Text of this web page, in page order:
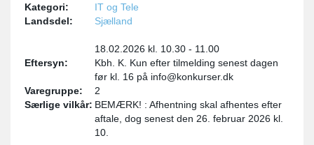
Kategori:
IT og Tele
Landsdel:
Sjælland
Eftersyn:
18.02.2026 kl. 10.30 - 11.00
Kbh. K. Kun efter tilmelding senest dagen
før kl. 16 på info@konkurser.dk
Varegruppe:
2
Særlige vilkår: BEMÆRK! : Afhentning skal afhentes efter
aftale, dog senest den 26. februar 2026 kl.
10.